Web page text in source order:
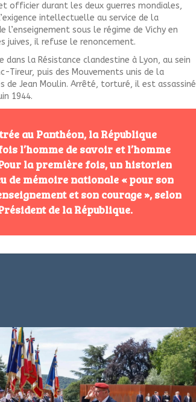
officier durant les deux guerres mondiales,
intellectuelle au service de la
l’enseignement sous le régime de Vichy en
juives, il refuse le renoncement.
dans la Résistance clandestine à Lyon, au sein
Tireur, puis des Mouvements unis de la
de Jean Moulin. Arrêté, torturé, il est assassiné
1944.
au Panthéon, la République
l’homme de savoir et l’homme
la première fois, un historien
de mémoire nationale « pour son
et son courage », selon
de la République.